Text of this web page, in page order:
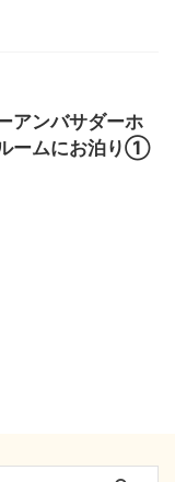
アンバサダーホ
ームにお泊り①